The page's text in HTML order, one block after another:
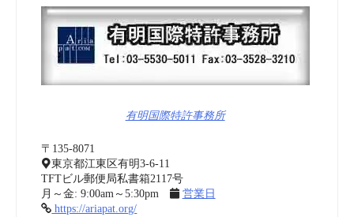
有明国際特許事務所
〒135-8071
東京都江東区有明3-6-11
TFTビル郵便局私書箱2117号
月～金: 9:00am～5:30pm
営業日
https://ariapat.org/